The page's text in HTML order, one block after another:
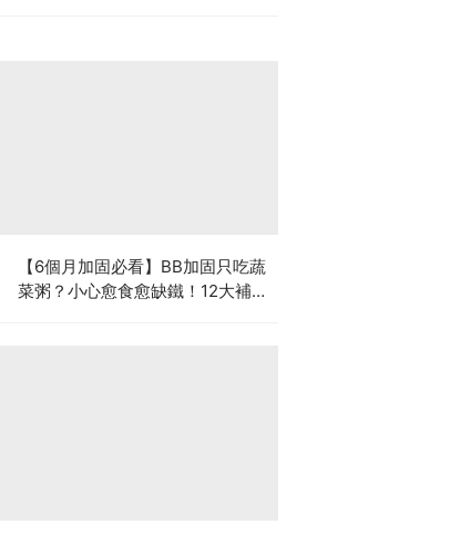
【6個月加固必看】BB加固只吃蔬
菜粥？小心愈食愈缺鐵！12大補鐵